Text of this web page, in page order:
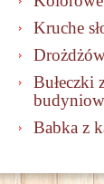
Kruche
Bułeczki
Babka z